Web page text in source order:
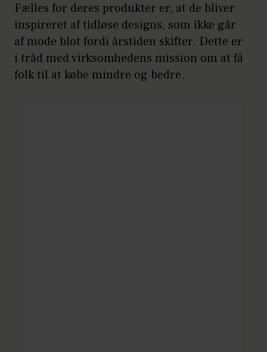
Fælles for deres produkter er, at de bliver
inspireret af tidløse designs, som ikke går
af mode blot fordi årstiden skifter. Dette er
i tråd med virksomhedens mission om at få
folk til at købe mindre og bedre.